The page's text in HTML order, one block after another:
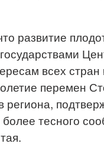
развитие
всех
перемен
региона,
тесного